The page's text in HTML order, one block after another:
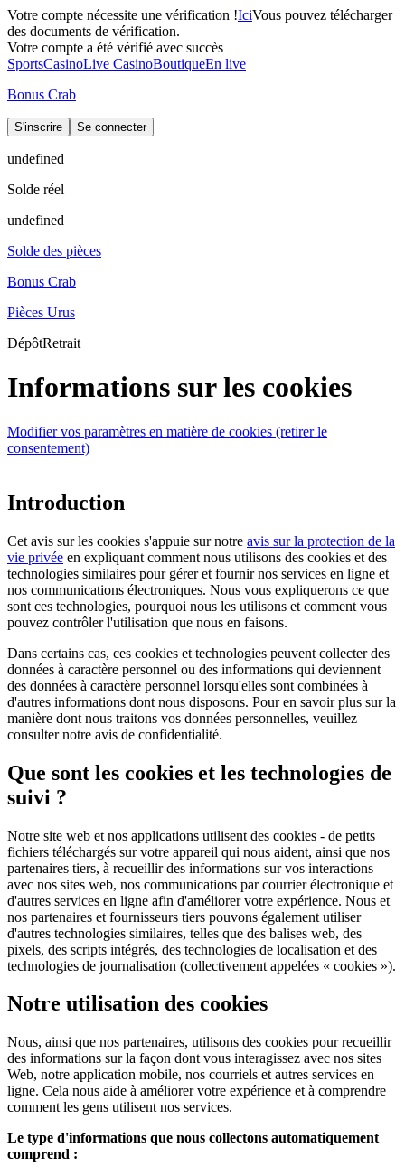
Votre compte nécessite une vérification !IciVous pouvez télécharger
des documents de vérification.
Votre compte a été vérifié avec succès
SportsCasinoLive CasinoBoutiqueEn live
Bonus Crab
S'inscrire Se connecter
undefined
Solde réel
undefined
Solde des pièces
Bonus Crab
Pièces Urus
DépôtRetrait
Informations sur les cookies
Modifier vos paramètres en matière de cookies (retirer le
consentement)
Introduction
Cet avis sur les cookies s'appuie sur notre avis sur la protection de la
vie privée en expliquant comment nous utilisons des cookies et des
technologies similaires pour gérer et fournir nos services en ligne et
nos communications électroniques. Nous vous expliquerons ce que
sont ces technologies, pourquoi nous les utilisons et comment vous
pouvez contrôler l'utilisation que nous en faisons.
Dans certains cas, ces cookies et technologies peuvent collecter des
données à caractère personnel ou des informations qui deviennent
des données à caractère personnel lorsqu'elles sont combinées à
d'autres informations dont nous disposons. Pour en savoir plus sur la
manière dont nous traitons vos données personnelles, veuillez
consulter notre avis de confidentialité.
Que sont les cookies et les technologies de
suivi ?
Notre site web et nos applications utilisent des cookies - de petits
fichiers téléchargés sur votre appareil qui nous aident, ainsi que nos
partenaires tiers, à recueillir des informations sur vos interactions
avec nos sites web, nos communications par courrier électronique et
d'autres services en ligne afin d'améliorer votre expérience. Nous et
nos partenaires et fournisseurs tiers pouvons également utiliser
d'autres technologies similaires, telles que des balises web, des
pixels, des scripts intégrés, des technologies de localisation et des
technologies de journalisation (collectivement appelées « cookies »).
Notre utilisation des cookies
Nous, ainsi que nos partenaires, utilisons des cookies pour recueillir
des informations sur la façon dont vous interagissez avec nos sites
Web, notre application mobile, nos courriels et autres services en
ligne. Cela nous aide à améliorer votre expérience et à comprendre
comment les gens utilisent nos services.
Le type d'informations que nous collectons automatiquement
comprend :